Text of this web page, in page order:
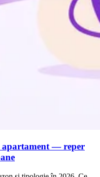
apartament — reper